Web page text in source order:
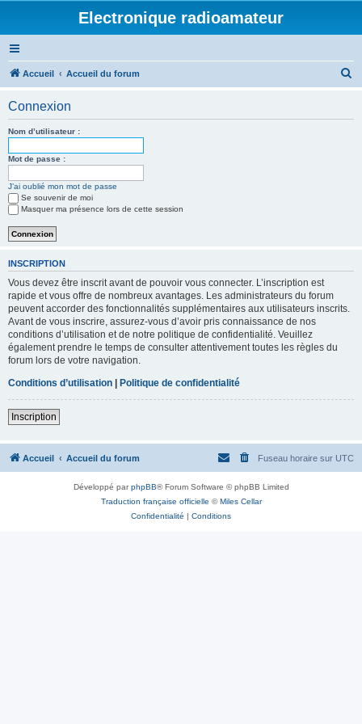
Electronique radioamateur
Accueil Accueil du forum
Connexion
Nom d’utilisateur :
Mot de passe :
J’ai oublié mon mot de passe
Se souvenir de moi
Masquer ma présence lors de cette session
INSCRIPTION
Vous devez être inscrit avant de pouvoir vous connecter. L’inscription est
rapide et vous offre de nombreux avantages. Les administrateurs du forum
peuvent accorder des fonctionnalités supplémentaires aux utilisateurs inscrits.
Avant de vous inscrire, assurez-vous d’avoir pris connaissance de nos
conditions d’utilisation et de notre politique de confidentialité. Veuillez
également prendre le temps de consulter attentivement toutes les règles du
forum lors de votre navigation.
Conditions d’utilisation | Politique de confidentialité
Inscription
Accueil Accueil du forum Fuseau horaire sur UTC
Développé parphpBB® Forum Software © phpBB Limited
Traduction française officielle ©Miles Cellar
Confidentialité | Conditions